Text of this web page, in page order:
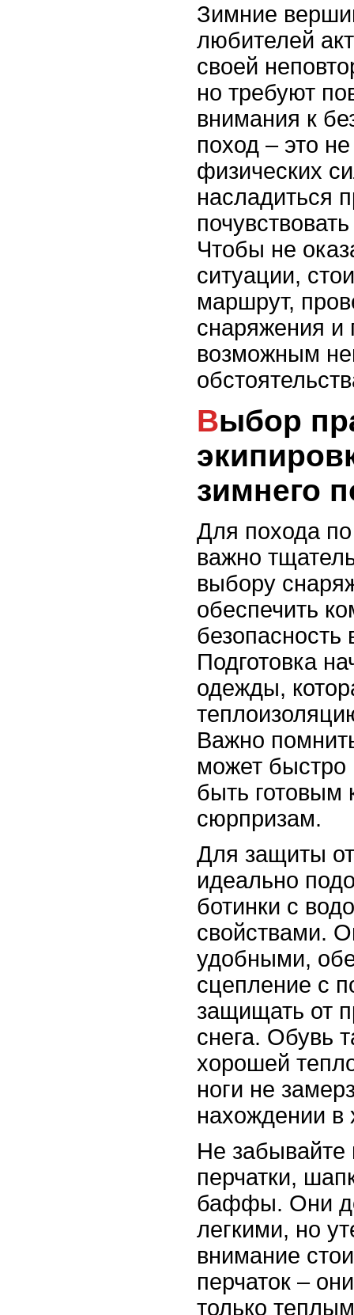
Зимние
любителей
своей
но требуют
внимания к
поход – это
физических
насладиться
Чтобы не
ситуации,
маршрут,
снаряжения и
возможным
Выбор правильной
зимнего
Для похода
важно
выбору
обеспечить
безопасность
Подготовка
одежды,
Важно
может быстро
быть
сюрпризам.
Для защиты
идеально
ботинки с
свойствами.
удобными,
сцепление с
защищать от
снега. Обувь
хорошей
ноги не
нахождении в
Не забывайте
перчатки,
баффы. Они
легкими, но
внимание
перчаток –
только